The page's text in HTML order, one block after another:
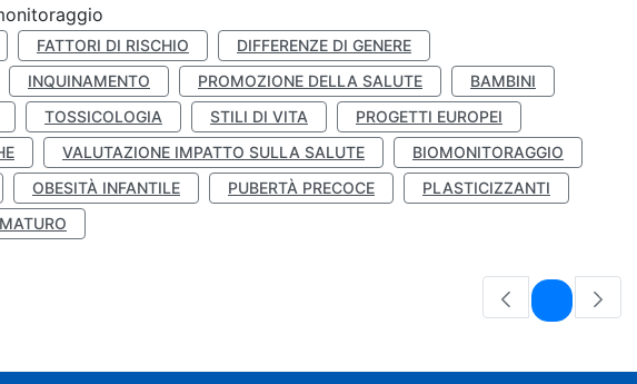
FATTORI DI RISCHIO
DIFFERENZE DI GENERE
INQUINAMENTO PROMOZIONE DELLA SALUTE
BAMBINI
TOSSICOLOGIA STILI DI VITA
PROGETTI EUROPEI
VALUTAZIONE IMPATTO SULLA SALUTE
BIOMONITORAGGIO
OBESITÀ INFANTILE PUBERTÀ PRECOCE
PLASTICIZZANTI
Pagina